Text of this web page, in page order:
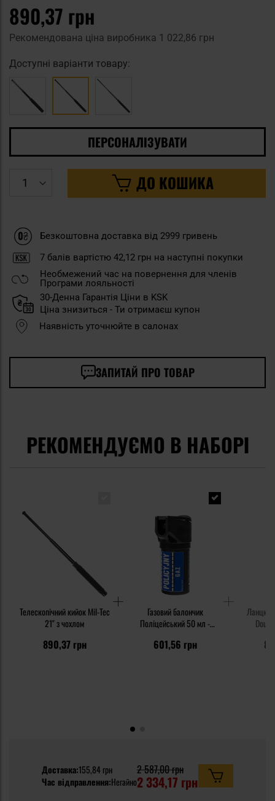
890,37 грн
Рекомендована ціна виробника 1 022,86 грн
Доступні варіанти товару:
ПЕРСОНАЛІЗУВАТИ
ДО КОШИКА
Безкоштовна доставка від 2999 гривень
7 балів вартістю 42,12 грн на наступні покупки
Необмежений час на повернення для членів
Програми лояльності
30-Денна Гарантія Ціни в KSK
Ціна знизиться - Ти отримаєш купон
Наявність уточнюйте в салонах
ЗАПИТАЙ ПРО ТОВАР
РЕКОМЕНДУЄМО В НАБОРІ
Телескопічний кийок Mil-Tec
21" з чохлом
890,37 грн
Газовий балончик
Поліцейський 50 мл -
601,56 грн
Доставка:155,84 грн
Час відправлення:Негайно
2 587,00 грн
2 334,17 грн